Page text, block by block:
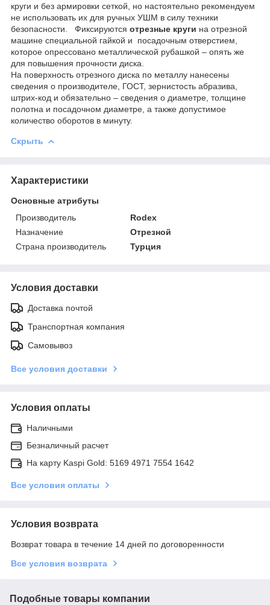
круги и без армировки сеткой, но настоятельно рекомендуем
не использовать их для ручных УШМ в силу техники
безопасности. Фиксируются отрезные круги на отрезной
машине специальной гайкой и посадочным отверстием,
которое опрессовано металлической рубашкой – опять же
для повышения прочности диска.
На поверхность отрезного диска по металлу нанесены
сведения о производителе, ГОСТ, зернистость абразива,
штрих-код и обязательно – сведения о диаметре, толщине
полотна и посадочном диаметре, а также допустимое
количество оборотов в минуту.
Скрыть
Характеристики
Основные атрибуты
Производитель
Rodex
Назначение
Отрезной
Страна производитель
Турция
Условия доставки
Доставка почтой
Транспортная компания
Самовывоз
Все условия доставки
Условия оплаты
Наличными
Безналичный расчет
На карту Kaspi Gold: 5169 4971 7554 1642
Все условия оплаты
Условия возврата
Возврат товара в течение 14 дней по договоренности
Все условия возврата
Подобные товары компании